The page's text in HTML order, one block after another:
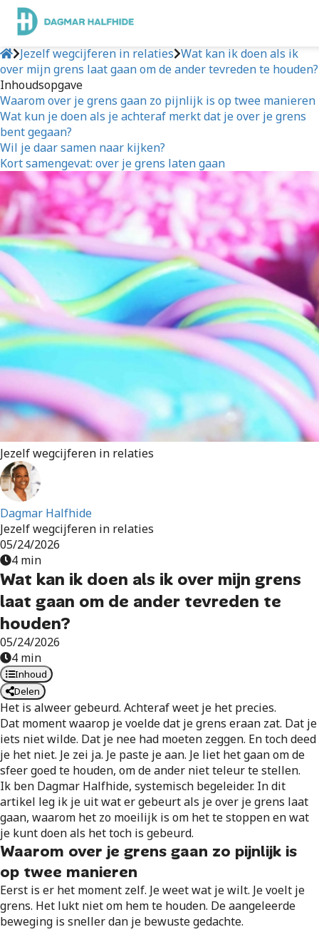
Jezelf wegcijferen in relaties Wat kan ik doen als ik
over mijn grens laat gaan om de ander tevreden te houden?
Inhoudsopgave
Waarom over je grens gaan zo pijnlijk is op twee manieren
Wat kun je doen als je achteraf merkt dat je over je grens
bent gegaan?
Wil je daar samen naar kijken?
Kort samengevat: over je grens laten gaan
Jezelf wegcijferen in relaties
Dagmar Halfhide
Jezelf wegcijferen in relaties
05/24/2026
4 min
Wat kan ik doen als ik over mijn grens
laat gaan om de ander tevreden te
houden?
05/24/2026
4 min
Inhoud
Delen
Het is alweer gebeurd. Achteraf weet je het precies.
Dat moment waarop je voelde dat je grens eraan zat. Dat je
iets niet wilde. Dat je nee had moeten zeggen. En toch deed
je het niet. Je zei ja. Je paste je aan. Je liet het gaan om de
sfeer goed te houden, om de ander niet teleur te stellen.
Ik ben Dagmar Halfhide, systemisch begeleider. In dit
artikel leg ik je uit wat er gebeurt als je over je grens laat
gaan, waarom het zo moeilijk is om het te stoppen en wat
je kunt doen als het toch is gebeurd.
Waarom over je grens gaan zo pijnlijk is
op twee manieren
Eerst is er het moment zelf. Je weet wat je wilt. Je voelt je
grens. Het lukt niet om hem te houden. De aangeleerde
beweging is sneller dan je bewuste gedachte.